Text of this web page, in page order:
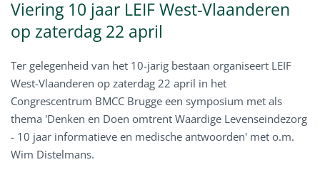
Viering 10 jaar LEIF West-Vlaanderen
op zaterdag 22 april
Ter gelegenheid van het 10-jarig bestaan organiseert LEIF
West-Vlaanderen op zaterdag 22 april in het
Congrescentrum BMCC Brugge een symposium met als
thema 'Denken en Doen omtrent Waardige Levenseindezorg
- 10 jaar informatieve en medische antwoorden' met o.m.
Wim Distelmans.